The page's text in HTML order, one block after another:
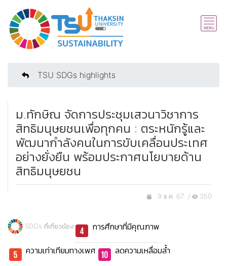
TSU SDGs highlights
ม.ทักษิณ จัดการประชุมเสวนาวิชาการ
สิทธิมนุษยชนเพื่อทุกคน : ตระหนักรู้และ
พัฒนากำลังคนในการขับเคลื่อนประเทศ
อย่างยั่งยืน พร้อมประกาศนโยบายด้าน
สิทธิมนุษยชน
9 ธ.ค. 67 / 350
SDGs ที่เกี่ยวข้อง การศึกษาที่มีคุณภาพ
ความเท่าเทียมทางเพศ ลดความเหลื่อมล้ำ